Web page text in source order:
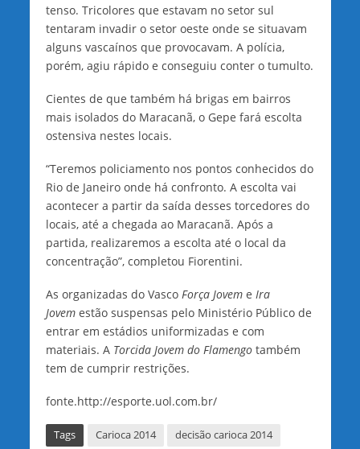
tenso. Tricolores que estavam no setor sul
tentaram invadir o setor oeste onde se situavam
alguns vascaínos que provocavam. A polícia,
porém, agiu rápido e conseguiu conter o tumulto.
Cientes de que também há brigas em bairros
mais isolados do Maracanã, o Gepe fará escolta
ostensiva nestes locais.
“Teremos policiamento nos pontos conhecidos do
Rio de Janeiro onde há confronto. A escolta vai
acontecer a partir da saída desses torcedores do
locais, até a chegada ao Maracanã. Após a
partida, realizaremos a escolta até o local da
concentração”, completou Fiorentini.
As organizadas do Vasco Força Joveme Ira
Jovemestão suspensas pelo Ministério Público de
entrar em estádios uniformizadas e com
materiais. A Torcida Jovem do Flamengotambém
tem de cumprir restrições.
fonte.http://esporte.uol.com.br/
Tags Carioca 2014
decisão carioca 2014